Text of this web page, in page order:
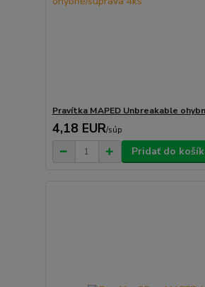
Pravítka MAPED Unbreakable
4,18 EUR/súp
Pridať do